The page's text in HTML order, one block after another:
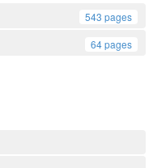
543 pages
64 pages